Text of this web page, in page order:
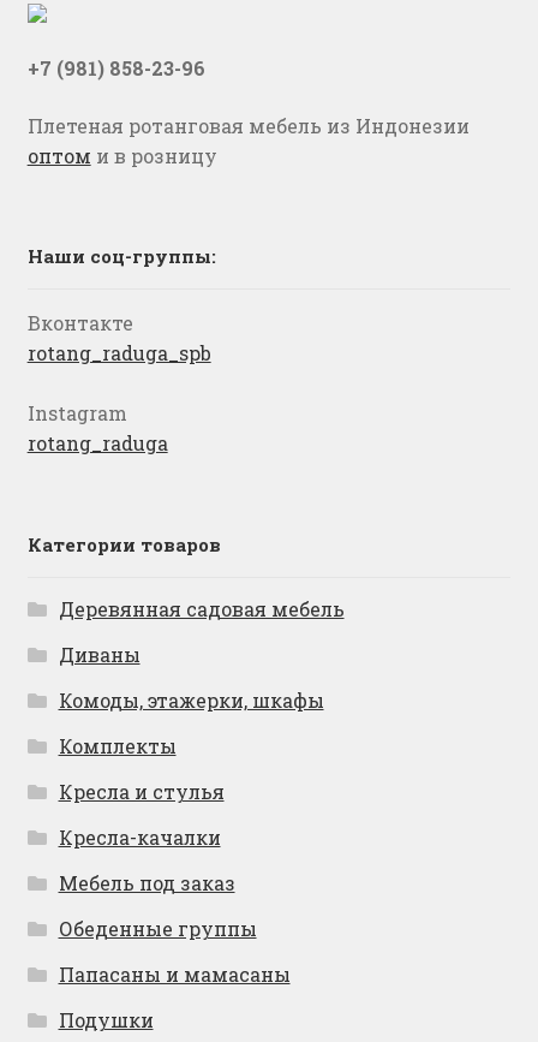
+7 (981) 858-23-96
Плетеная ротанговая мебель из Индонезии
оптом и в розницу
Наши соц-группы:
Вконтакте
rotang_raduga_spb
Instagram
rotang_raduga
Категории товаров
Деревянная садовая мебель
Диваны
Комоды, этажерки, шкафы
Комплекты
Кресла и стулья
Кресла-качалки
Мебель под заказ
Обеденные группы
Папасаны и мамасаны
Подушки